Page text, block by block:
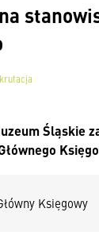
Śląskie
Księgowy